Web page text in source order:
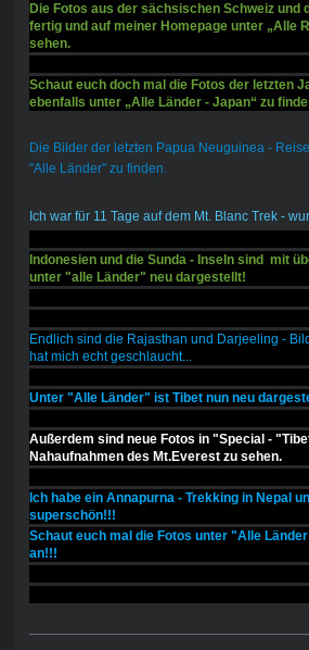
Die Fotos aus der sächsischen Schweiz und
fertig und auf meiner Homepage unter „Alle
sehen.
Schaut euch doch mal die Fotos der letzten
ebenfalls unter „Alle Länder - Japan“ zu
Die Bilder der letzten Papua Neuguinea -
"Alle Länder" zu finden.
Ich war für 11 Tage auf dem Mt. Blanc Trek -
Indonesien und die Sunda - Inseln sind mit
unter "alle Länder" neu dargestellt!
Endlich sind die Rajasthan und Darjeeling -
hat mich echt geschlaucht...
Unter "Alle Länder" ist Tibet nun neu
Außerdem sind neue Fotos in "Special -
Nahaufnahmen des Mt.Everest zu sehen.
Ich habe ein Annapurna - Trekking in Nepal
superschön!!!
Schaut euch mal die Fotos unter "Alle
an!!!